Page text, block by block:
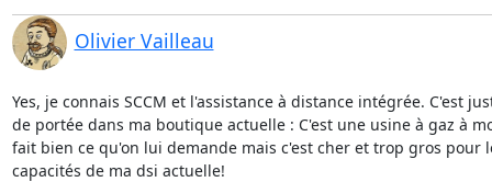
Olivier Vailleau
Yes, je connais SCCM et l'assistance à distance intégrée. C'est
de portée dans ma boutique actuelle : C'est une usine à gaz à
fait bien ce qu'on lui demande mais c'est cher et trop gros pour
capacités de ma dsi actuelle!